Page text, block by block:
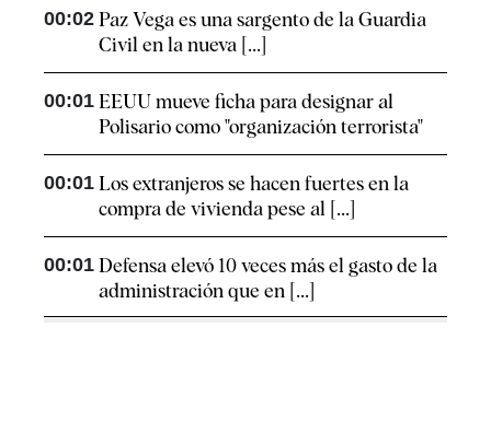
00:02 Paz Vega es una sargento de la Guardia
Civil en la nueva [...]
00:01 EEUU mueve ficha para designar al
Polisario como "organización terrorista"
00:01 Los extranjeros se hacen fuertes en la
compra de vivienda pese al [...]
00:01 Defensa elevó 10 veces más el gasto de la
administración que en [...]